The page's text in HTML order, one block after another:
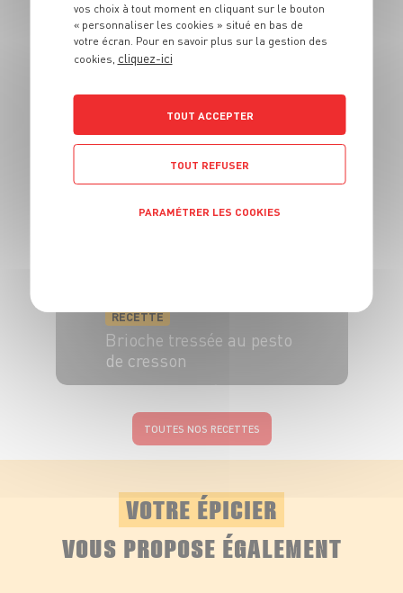
RECETTE
légumes de printemps et
à la burrata fumée
4 pers. 20 min 15 min
RECETTE
Brioche tressée au pesto
de cresson
TOUTES NOS RECETTES
VOTRE ÉPICIER
VOUS PROPOSE ÉGALEMENT
vos choix à tout moment en cliquant sur le bouton
« personnaliser les cookies » situé en bas de
votre écran. Pour en savoir plus sur la gestion des
cookies, cliquez-ici
TOUT ACCEPTER
TOUT REFUSER
PARAMÉTRER LES COOKIES